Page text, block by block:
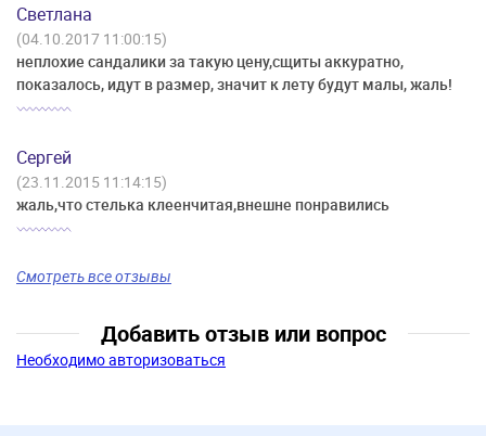
Светлана
(04.10.2017 11:00:15)
неплохие сандалики за такую цену,сщиты аккуратно,
показалось, идут в размер, значит к лету будут малы, жаль!
Сергей
(23.11.2015 11:14:15)
жаль,что стелька клеенчитая,внешне понравились
Смотреть все отзывы
Добавить отзыв или вопрос
Необходимо авторизоваться